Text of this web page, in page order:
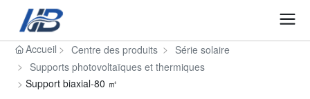
Accueil Centre des produits
Série solaire
Supports photovoltaïques et thermiques
Support biaxial-80 ㎡